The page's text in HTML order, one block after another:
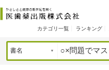
カテゴリ一覧 ランキング